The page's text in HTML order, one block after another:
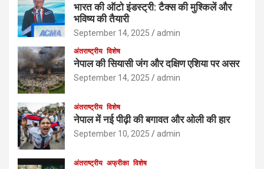
भारत की ऑटो इंडस्ट्री: टैक्स की मुश्किलें और
भविष्य की तैयारी
September 14, 2025 admin
अंतराष्ट्रीय विशेष
नेपाल की सियासी जंग और दक्षिण एशिया पर असर
September 14, 2025 admin
अंतराष्ट्रीय विशेष
नेपाल में नई पीढ़ी की बगावत और ओली की हार
September 10, 2025 admin
अंतराष्ट्रीय अफ्रीका विशेष